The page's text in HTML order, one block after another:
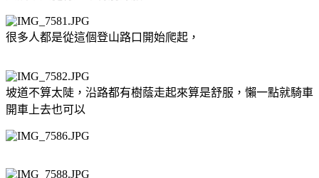
很多人都是從這個登山路口開始爬起，
坡道不算太陡，沿路都有樹蔭走起來算是舒服，懶一點就騎車
開車上去也可以